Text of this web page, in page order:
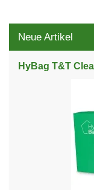
Neue Artikel
HyBag T&T